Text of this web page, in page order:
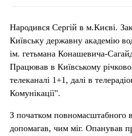
Народився Сергій в м.Києві.
Київську державну академію
ім. гетьмана Конашевича-
Працював в Київському
телеканалі 1+1, далі в
Комунікації".
З початком повномасштабного
допомагав, чим міг. Опанував